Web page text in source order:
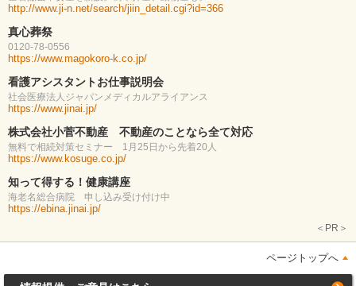
http://www.ji-n.net/search/jiin_detail.cgi?id=366
真心葬祭
0120-78-0556
https://www.magokoro-k.co.jp/
看護アシスタントお仕事説明会
社会医療法人ジャパンメディカルアライアンス
https://www.jinai.jp/
株式会社小菅不動産 不動産のことなら全て対応
無料で相続対策セミナー 1月25日から先着20人
https://www.kosuge.co.jp/
知って得する！健康講座
海老名総合病院 申し込み受け付け中
https://ebina.jinai.jp/
＜PR＞
ページトップへ